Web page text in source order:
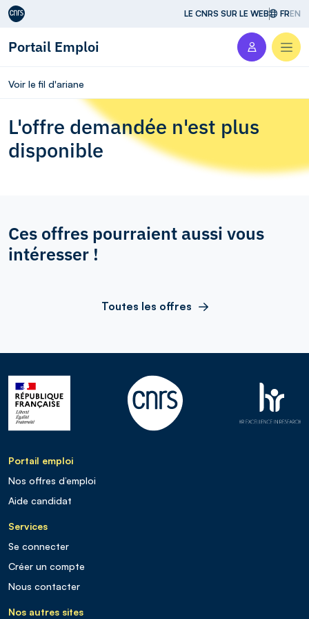
Aller au contenu LE CNRS SUR LE WEB FREN
Portail Emploi
Voir le fil d'ariane
L'offre demandée n'est plus
disponible
Ces offres pourraient aussi vous
intéresser !
Toutes les offres
Portail emploi
Nos offres d’emploi
Aide candidat
Services
Se connecter
Créer un compte
Nous contacter
Nos autres sites